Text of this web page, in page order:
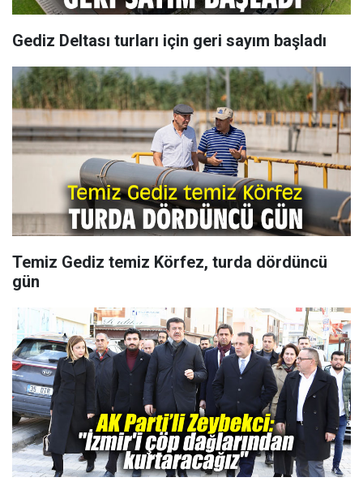
Gediz Deltası turları için geri sayım başladı
Temiz Gediz temiz Körfez, turda dördüncü
gün